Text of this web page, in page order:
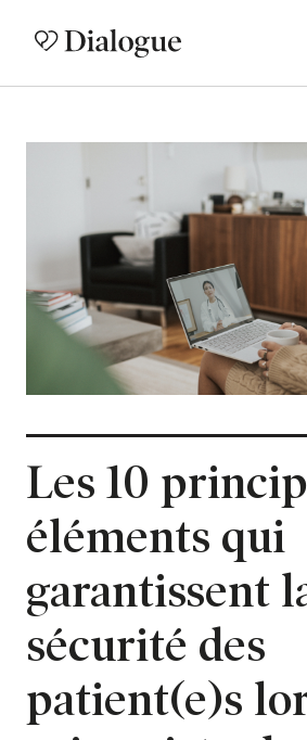
Les 10
éléments qui
garantissent
sécurité des
patient(e)s